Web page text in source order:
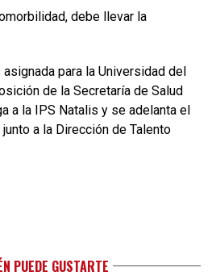
debe llevar la
para la Universidad del
de la Secretaría de Salud
a la IPS Natalis y se adelanta el
a la Dirección de Talento
PUEDE GUSTARTE